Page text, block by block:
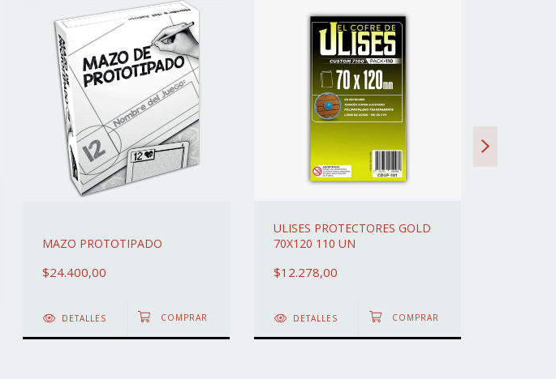
MAZO PROTOTIPADO
$24.400,00
DETALLES
ULISES PROTECTORES GOLD
70X120 110 UN
$12.278,00
DETALLES